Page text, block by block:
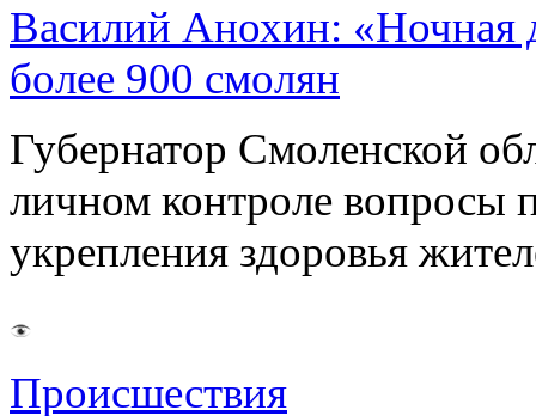
Василий Анохин: «Ночная
более 900 смолян
Губернатор Смоленской
личном контроле вопросы
укрепления здоровья
Происшествия